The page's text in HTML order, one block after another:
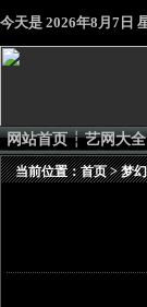
今天是 2026年8月7日
网站首页 ┆ 艺网大全
当前位置：首页>梦